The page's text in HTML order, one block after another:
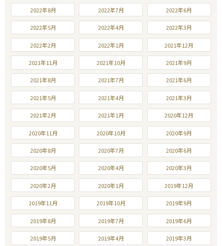
2022年8月 2022年7月 2022年6月
2022年5月 2022年4月 2022年3月
2022年2月 2022年1月 2021年12月
2021年11月 2021年10月 2021年9月
2021年8月 2021年7月 2021年6月
2021年5月 2021年4月 2021年3月
2021年2月 2021年1月 2020年12月
2020年11月 2020年10月 2020年9月
2020年8月 2020年7月 2020年6月
2020年5月 2020年4月 2020年3月
2020年2月 2020年1月 2019年12月
2019年11月 2019年10月 2019年9月
2019年8月 2019年7月 2019年6月
2019年5月 2019年4月 2019年3月